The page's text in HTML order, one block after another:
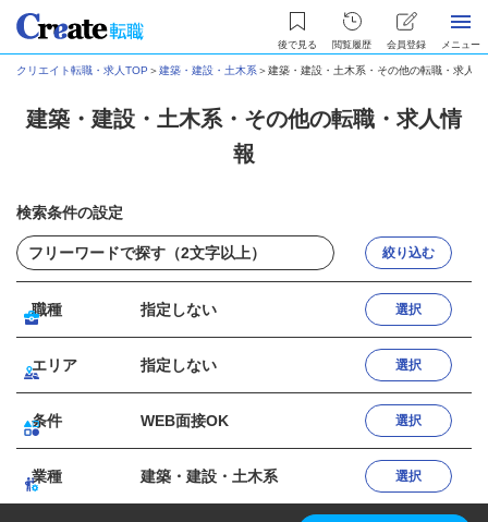
後で見る 閲覧履歴 会員登録 メニュー
クリエイト転職・求人TOP ＞建築・建設・土木系＞建築・建設・土木系・その他の転職・求人情
建築・建設・土木系・その他の転職・求人情
報
検索条件の設定
絞り込む
職種 指定しない 選択
エリア 指定しない 選択
条件 WEB面接OK 選択
業種 建築・建設・土木系 選択